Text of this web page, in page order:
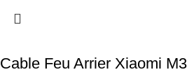
Cable Feu Arrier Xiaomi